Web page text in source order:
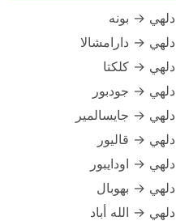
دلهي → بونه
دلهي → دارامشالا
دلهي → كلكتا
دلهي → جودبور
دلهي → جايسالمير
دلهي → قاليور
دلهي → اودايبور
دلهي → بهوبال
دلهي → الله أباد